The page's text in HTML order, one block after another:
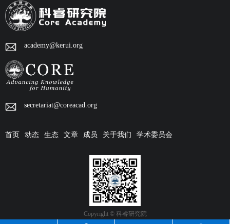
academy@kerui.org
首页 动态 生态 文章 成员 关于我们 学术委员会
secretariat@coreacad.org
Copyright © 科睿研究院